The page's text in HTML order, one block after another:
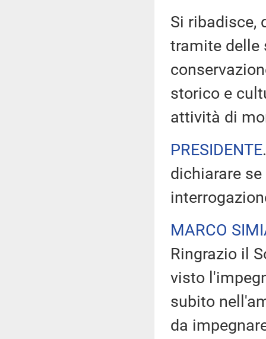
Si ribadisce,
tramite delle
storico e
attività di
PRESIDENTE
dichiarare
MARCO
Ringrazio il
visto
subito
da